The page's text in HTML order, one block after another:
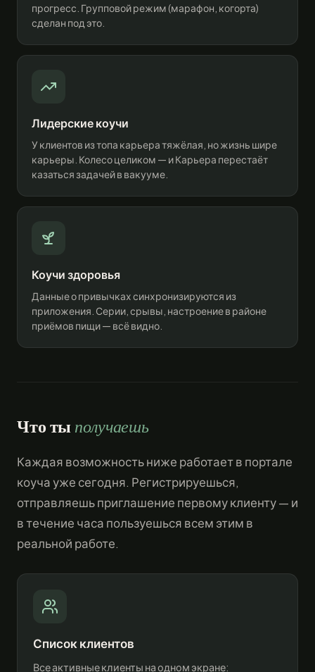
прогресс. Групповой режим (марафон, когорта)
сделан под это.
Лидерские коучи
У клиентов из топа карьера тяжёлая, но жизнь шире
карьеры. Колесо целиком — и Карьера перестаёт
казаться задачей в вакууме.
Коучи здоровья
Данные о привычках синхронизируются из
приложения. Серии, срывы, настроение в районе
приёмов пищи — всё видно.
Что ты получаешь
Каждая возможность ниже работает в портале
коуча уже сегодня. Регистрируешься,
отправляешь приглашение первому клиенту — и
в течение часа пользуешься всем этим в
реальной работе.
Список клиентов
Все активные клиенты на одном экране: